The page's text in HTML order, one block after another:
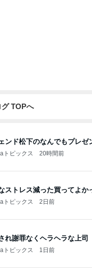
TOPへ
ンド松下のなんでもプレゼ
トピックス 20時間前
ストレス減った買ってよか
トピックス 2日前
れ謝罪なくヘラヘラな上司
トピックス 1日前